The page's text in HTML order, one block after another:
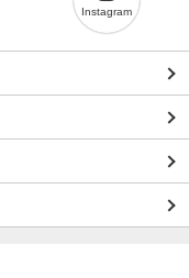
Instagram